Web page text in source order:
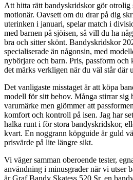
Att hitta rätt bandyskridskor gör otrolig
motionär. Oavsett om du drar på dig
uterinken i januari, spelar match i
med barnen på sjöisen, så vill du ha
bra och sitter skönt. Bandyskridskor
specialiserade än någonsin, med
nybörjare och barn. Pris, passform och
det märks verkligen när du väl står där
Det vanligaste misstaget är att köpa
modell för sitt behov. Många stirrar sig
varumärke men glömmer att
komfort och kontroll på isen. Jag har
halka runt i för stora bandyskridskor,
kvart. En noggrann köpguide är guld
prisvärde på lite längre sikt.
Vi väger samman oberoende tester,
användning i minusgrader när vi utser
är Graf Bandy Skatess 520 Sr, en